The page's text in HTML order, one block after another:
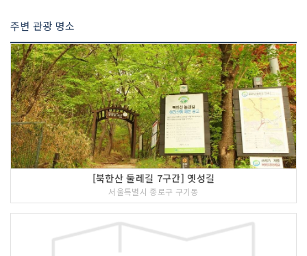
주변 관광 명소
[북한산 둘레길 7구간] 옛성길
서울특별시 종로구 구기동